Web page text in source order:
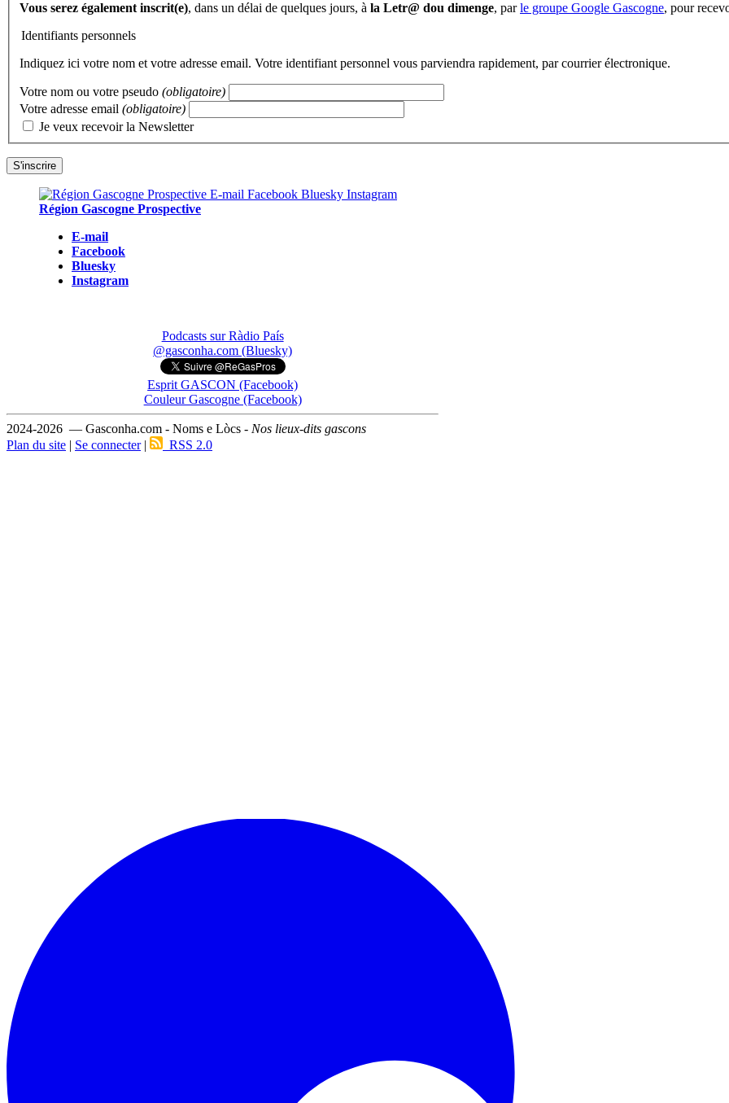
Vous serez également inscrit(e), dans un délai de quelques jours, à la Letr@ dou dimenge, parle groupe Google Gascogne, pour
Identifiants personnels
Indiquez ici votre nom et votre adresse email. Votre identifiant personnel vous parviendra rapidement, par courrier électronique.
Votre nom ou votre pseudo (obligatoire)
Votre adresse email (obligatoire)
Je veux recevoir la Newsletter
Région Gascogne Prospective
E-mail
Facebook
Bluesky
Instagram
Podcasts sur Ràdio País
@gasconha.com (Bluesky)
Esprit GASCON (Facebook)
Couleur Gascogne (Facebook)
2024-2026 — Gasconha.com - Noms e Lòcs - Nos lieux-dits gascons
Plan du site | Se connecter| RSS 2.0